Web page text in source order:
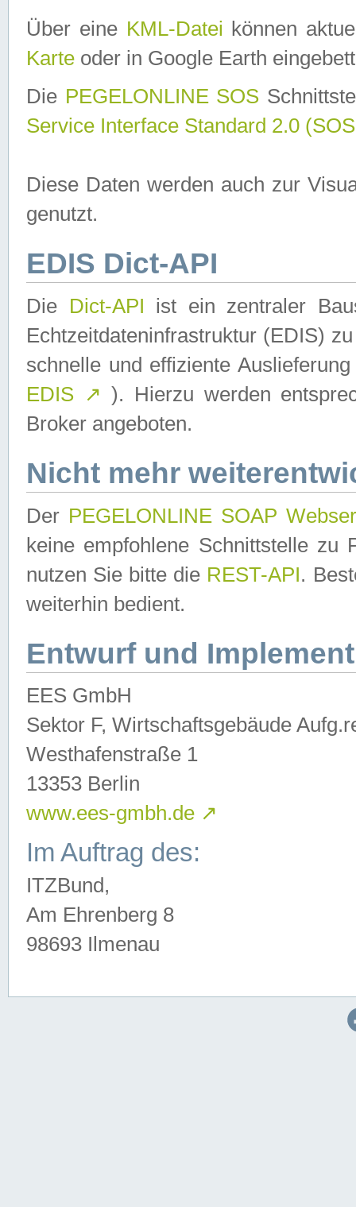
Über eine KML-Datei können
Karte oder in Google Earth
Die PEGELONLINE SOS
Service Interface Standard 2.0
Diese Daten werden auch zur
genutzt.
EDIS Dict-API
Die Dict-API ist ein zentraler
Echtzeitdateninfrastruktur (EDIS)
schnelle und effiziente
EDIS ↗ ). Hierzu werden
Broker angeboten.
Nicht mehr
Der PEGELONLINE SOAP
keine empfohlene Schnittstelle zu
nutzen Sie bitte die REST-API.
weiterhin bedient.
Entwurf und
EES GmbH
Sektor F, Wirtschaftsgebäude
Westhafenstraße 1
13353 Berlin
www.ees-gmbh.de ↗
Im Auftrag des:
ITZBund,
Am Ehrenberg 8
98693 Ilmenau